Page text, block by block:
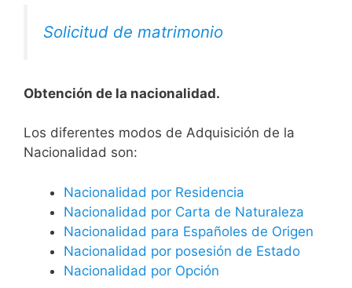
Solicitud de matrimonio
Obtención de la nacionalidad.
​​​Los diferentes modos de Adquisición de la
Nacionalidad son:
Nacionalidad por Residencia
Nacionalidad por Carta de Naturaleza
Nacionalidad para Españoles de Origen
Nacionalidad por posesión de Estado
Nacionalidad por Opción